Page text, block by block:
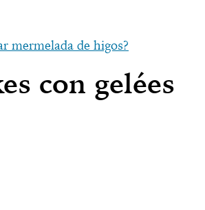
mermelada de higos?
con gelées